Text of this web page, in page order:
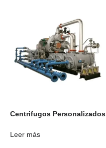
Centrifugos Personalizados
Leer más